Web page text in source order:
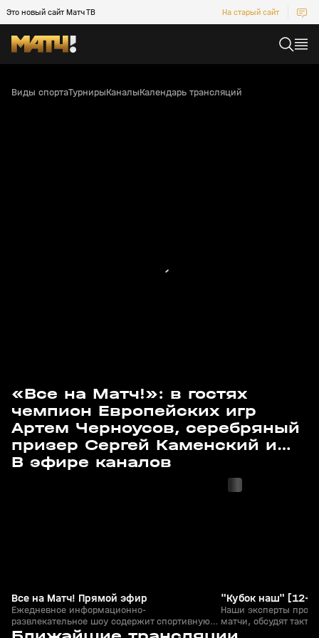
Это новый сайт Матч ТВ На старый сайт
Виды спортаТурнирыКаналыКалендарь трансляций
«Все на Матч!»: в гостях
чемпион Европейских игр
Артем Черноусов, серебряный
призер Сергей Каменский и
главный тренер по пулевой
стрельбе Татьяна Голдобина
В эфире каналов
с 11:30
Все на Матч! Прямой эфир
Ежедневное информационно-
развлекательное шоу содержит спортивную
аналитику, мнения экспертов, прогнозы
"Кубок наш" [12+]
Наши эксперты
матчи, обсудят
и поделятся
Сегодня, 12:10